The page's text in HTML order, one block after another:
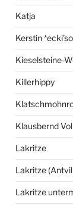
Katja
Kerstin
Kieselsteine-
Killerhippy
Klausbernd
Lakritze
Lakritze
Lakritze